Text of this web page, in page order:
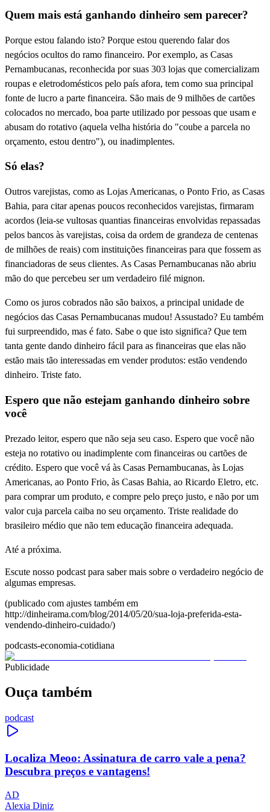
Quem mais está ganhando dinheiro sem parecer?
Porque estou falando isto? Porque estou querendo falar dos
negócios ocultos do ramo financeiro. Por exemplo, as Casas
Pernambucanas, reconhecida por suas 303 lojas que comercializam
roupas e eletrodomésticos pelo país afora, tem como sua principal
fonte de lucro a parte financeira. São mais de 9 milhões de cartões
colocados no mercado, boa parte utilizado por pessoas que usam e
abusam do rotativo (aquela velha história do "coube a parcela no
orçamento, estou dentro"), ou inadimplentes.
Só elas?
Outros varejistas, como as Lojas Americanas, o Ponto Frio, as Casas
Bahia, para citar apenas poucos reconhecidos varejistas, firmaram
acordos (leia-se vultosas quantias financeiras envolvidas repassadas
pelos bancos às varejistas, coisa da ordem de grandeza de centenas
de milhões de reais) com instituições financeiras para que fossem as
financiadoras de seus clientes. As Casas Pernambucanas não abriu
mão do que percebeu ser um verdadeiro filé mignon.
Como os juros cobrados não são baixos, a principal unidade de
negócios das Casas Pernambucanas mudou! Assustado? Eu também
fui surpreendido, mas é fato. Sabe o que isto significa? Que tem
tanta gente dando dinheiro fácil para as financeiras que elas não
estão mais tão interessadas em vender produtos: estão vendendo
dinheiro. Triste fato.
Espero que não estejam ganhando dinheiro sobre
você
Prezado leitor, espero que não seja seu caso. Espero que você não
esteja no rotativo ou inadimplente com financeiras ou cartões de
crédito. Espero que você vá às Casas Pernambucanas, às Lojas
Americanas, ao Ponto Frio, às Casas Bahia, ao Ricardo Eletro, etc.
para comprar um produto, e compre pelo preço justo, e não por um
valor cuja parcela caiba no seu orçamento. Triste realidade do
brasileiro médio que não tem educação financeira adequada.
Até a próxima.
Escute nosso podcast para saber mais sobre o verdadeiro negócio de
algumas empresas.
(publicado com ajustes também em
http://dinheirama.com/blog/2014/05/20/sua-loja-preferida-esta-
vendendo-dinheiro-cuidado/)
podcasts-economia-cotidiana
Publicidade
Ouça também
podcast
Localiza Meoo: Assinatura de carro vale a pena?
Descubra preços e vantagens!
AD
Alexia Diniz